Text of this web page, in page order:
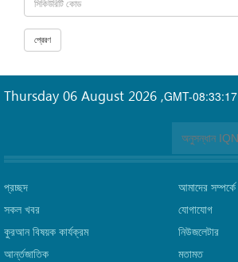
GMT-08:33:17
Thursday 06 August 2026 ,
প্রচ্ছদ
সকল খবর
কুরআন বিষয়ক কার্যক্রম
আর্ন্তজাতিক
আমাদের সম্পর্কে
যোগাযোগ
নিউজলেটার
মতামত